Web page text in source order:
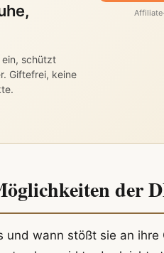
schützt
Giftefrei, keine
der
wann stößt sie an ihre